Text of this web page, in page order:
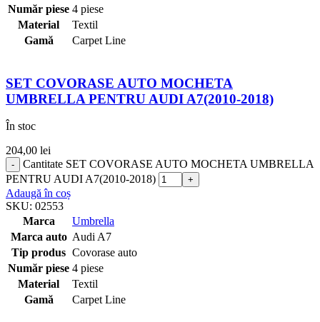
Număr piese 4 piese
Material
Textil
Gamă
Carpet Line
SET COVORASE AUTO MOCHETA
UMBRELLA PENTRU AUDI A7(2010-2018)
În stoc
204,00 lei
Cantitate SET COVORASE AUTO MOCHETA UMBRELLA
PENTRU AUDI A7(2010-2018)
Adaugă în coș
SKU: 02553
Marca
Umbrella
Marca auto Audi A7
Tip produs Covorase auto
Număr piese 4 piese
Material
Textil
Gamă
Carpet Line